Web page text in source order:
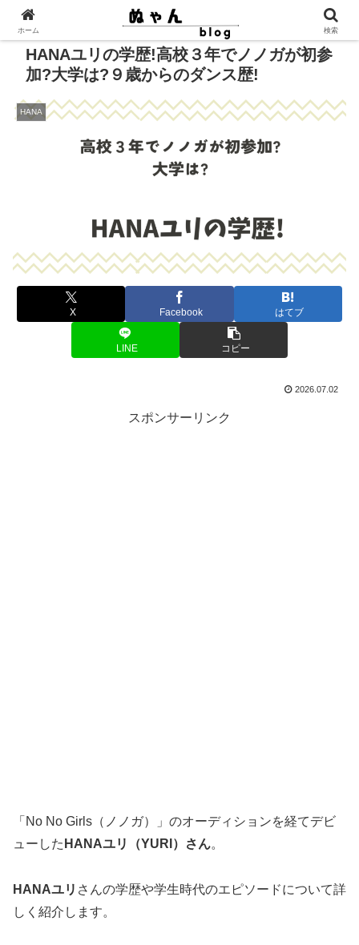
HANAユリの学歴!高校３年でノノガが初参
加?大学は?９歳からのダンス歴!
HANA
X Facebook はてブ
LINE コピー
2026.07.02
スポンサーリンク
「No No Girls（ノノガ）」のオーディションを経てデビ
ューした HANAユリ（YURI）さん。
HANAユリ さんの学歴や学生時代のエピソードについて詳
しく紹介します。
ホーム 検索